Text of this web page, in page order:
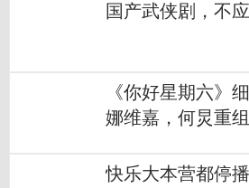
国产武侠剧，不
《你好星期六》
娜维嘉，何炅重
快乐大本营都停